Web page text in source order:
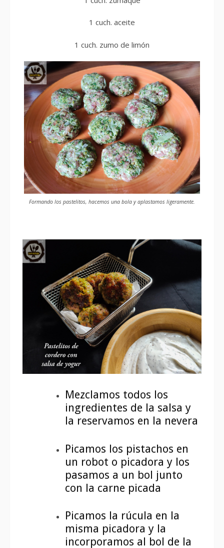
1 cuch. aceite
1 cuch. zumo de limón
Formando los pastelitos, hacemos una bola y aplastamos ligeramente.
Mezclamos todos los
ingredientes de la salsa y
la reservamos en la nevera
Picamos los pistachos en
un robot o picadora y los
pasamos a un bol junto
con la carne picada
Picamos la rúcula en la
misma picadora y la
incorporamos al bol de la